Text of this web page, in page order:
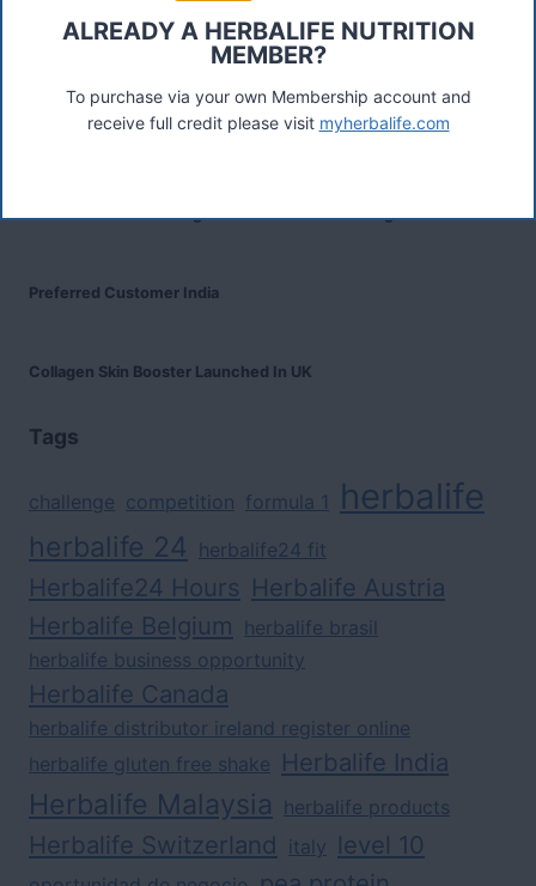
Herbalife Protein Baked Goods Mix
Herbalife Protein Chips
Devenez Client Privilégié et bénéficiez d'avantage
Preferred Customer India
Collagen Skin Booster Launched In UK
Tags
challenge competition formula 1 herbalife
herbalife 24 herbalife24 fit
Herbalife24 Hours Herbalife Austria
Herbalife Belgium herbalife brasil
herbalife business opportunity
Herbalife Canada
herbalife distributor ireland register online
herbalife gluten free shake Herbalife India
Herbalife Malaysia herbalife products
Herbalife Switzerland italy level 10
ALREADY A HERBALIFE NUTRITION
MEMBER?
To purchase via your own Membership account and
receive full credit please visit myherbalife.com